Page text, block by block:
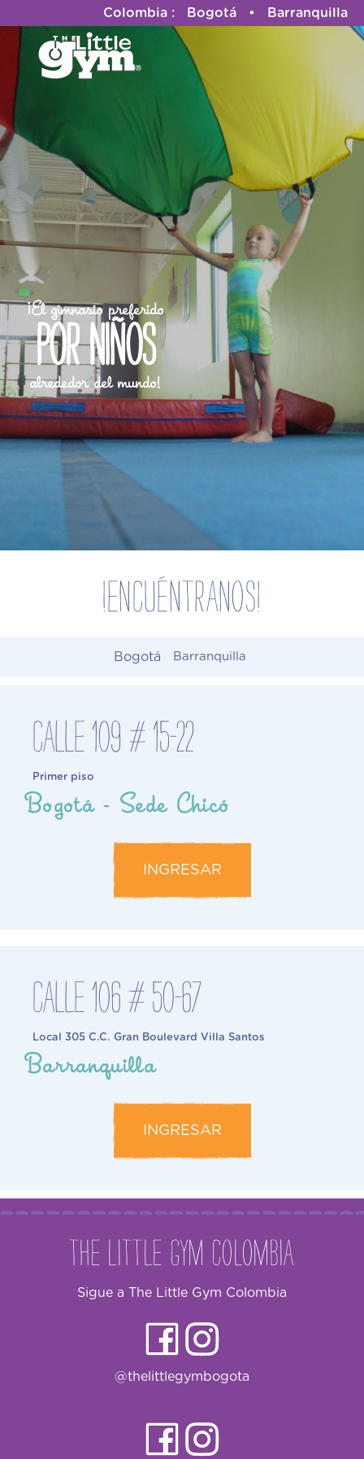
Colombia : Bogotá • Barranquilla
¡El gimnasio preferido
por niños
alrededor del mundo!
!ENCUÉNTRANOS!
Bogotá Barranquilla
Calle 109 # 15-22
Primer piso
Bogotá - Sede Chicó
INGRESAR
Calle 106 # 50-67
Local 305 C.C. Gran Boulevard Villa Santos
Barranquilla
INGRESAR
The Little Gym Colombia
Sigue a The Little Gym Colombia
@thelittlegymbogota